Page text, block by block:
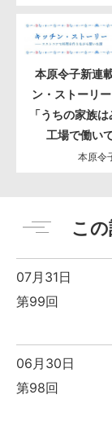
本原令子新連
ン・ストーリ
「うちの家族
工場で働い
本原令
こ
07月31日
第99回
06月30日
第98回